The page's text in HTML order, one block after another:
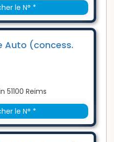
le N° *
Auto (concess.
51100 Reims
le N° *